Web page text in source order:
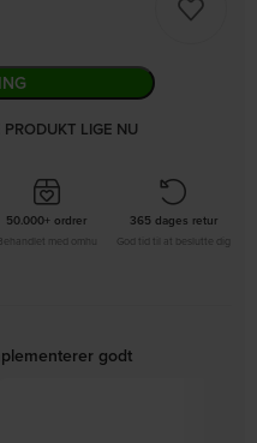
LIGE NU
50.000+ ordrer
med omhu
365 dages retur
God tid til at beslutte dig
godt